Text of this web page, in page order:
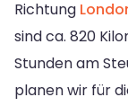
Richtung
sind ca. 820
Stunden am
planen wir für